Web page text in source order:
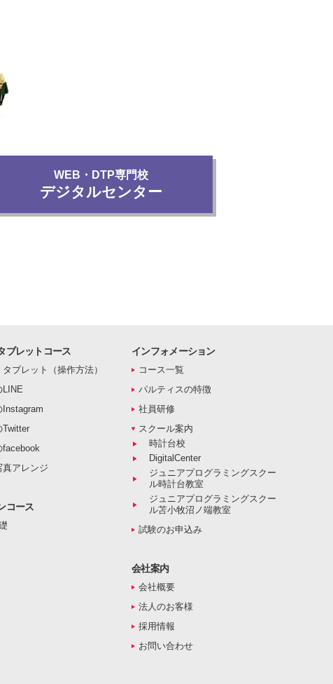
WEB・DTP専門校
デジタルセンター
ブレットコース
ブレット（操作方法）
LINE
Instagram
Twitter
facebook
真アレンジ
コース
インフォメーション
コース一覧
パルティスの特徴
社員研修
スクール案内
時計台校
DigitalCenter
ジュニアプログラミングスクー
ル時計台教室
ジュニアプログラミングスクー
ル苫小牧沼ノ端教室
試験のお申込み
会社案内
会社概要
法人のお客様
採用情報
お問い合わせ